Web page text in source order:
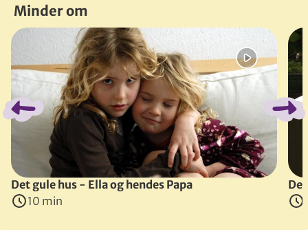
Børneliv
Olivers far og mor er som forældre flest travle
Instruktør:
Morten Henriksen
( Danmark, 1997)
Minder om
Spring bånd over
Det gule hus - Ella og hendes Papa
10 min